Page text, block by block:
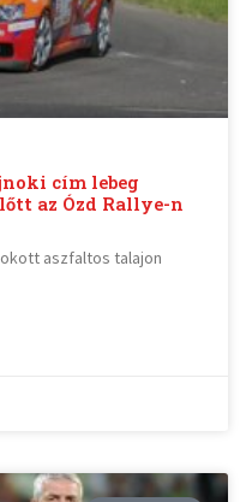
cím lebeg
az Ózd Rallye-n
aszfaltos talajon